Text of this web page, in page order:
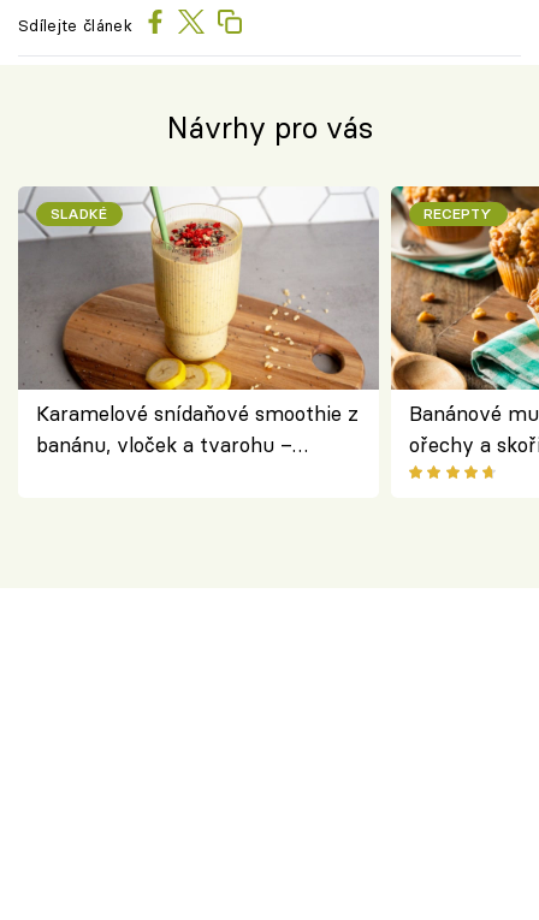
Sdílejte článek
Návrhy pro vás
SLADKÉ
Karamelové snídaňové smoothie z
banánu, vloček a tvarohu –
RECEPTY
Banánové
ořechy a